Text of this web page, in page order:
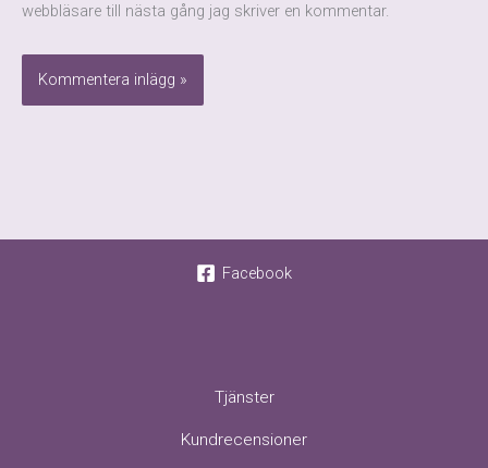
webbläsare till nästa gång jag skriver en kommentar.
Facebook
Tjänster
Kundrecensioner